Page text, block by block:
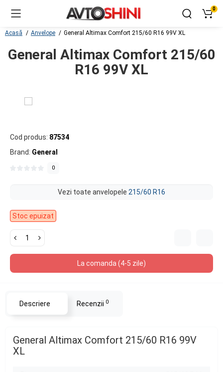
0
Acasă Anvelope General Altimax Comfort 215/60 R16 99V XL
General Altimax Comfort 215/60
R16 99V XL
Cod produs: 87534
Brand: General
0
Vezi toate anvelopele 215/60 R16
Stoc epuizat
La comanda (4-5 zile)
Descriere Recenzii 0
General Altimax Comfort 215/60 R16 99V
XL